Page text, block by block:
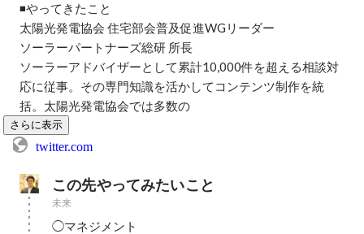
◾️やってきたこと
太陽光発電協会 住宅部会普及促進WGリーダー
ソーラーパートナーズ総研 所長
ソーラーアドバイザーとして累計10,000件を超える相談対
応に従事。その専門知識を活かしてコンテンツ制作を統
括。太陽光発電協会では多数の
さらに表示
twitter.com
この先やってみたいこと
未来
◯マネジメント